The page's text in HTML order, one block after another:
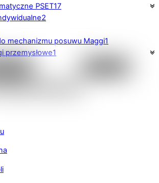
PSET17
2
mechanizmu posuwu Maggi1
przemysłowe1